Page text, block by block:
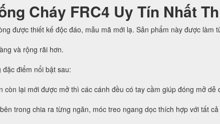
Cháy FRC4 Uy Tín Nhất
được thiết kế độc đáo, mẫu mã mới lạ. Sản phẩm này được làm
và rộng rãi hơn.
điểm nổi bật sau:
lại mới được mở thì các cánh đều có tay cầm giúp đóng mở dễ
trong chia ra từng ngăn, móc treo ngang dọc thích hợp với tất